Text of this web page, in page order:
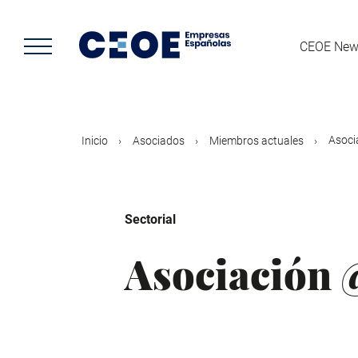
contenido
principal
CEOE
Inicio Asociados Miembros actuales
Sectorial
Asociación